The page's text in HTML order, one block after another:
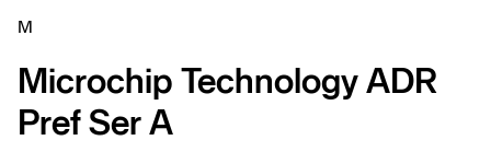
M
Microchip Technology ADR
Pref Ser A